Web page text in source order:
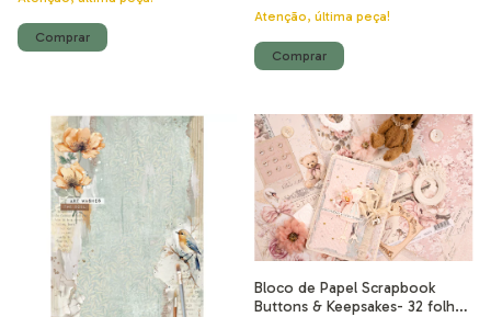
Atenção, última peça!
Bloco de Papel Scrapbook
Buttons & Keepsakes- 32 folhas